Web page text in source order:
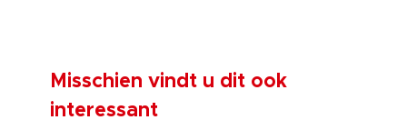
Misschien vindt u dit ook
interessant